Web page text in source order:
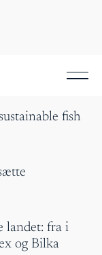
fish
landet: fra i
og Bilka